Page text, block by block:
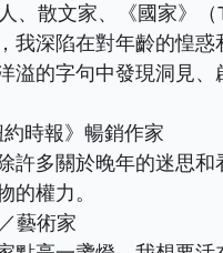
、散文家、《國家》
我深陷在對年齡的惶
溢的字句中發現洞見
時報》暢銷作家
許多關於晚年的迷思
的權力。
藝術家